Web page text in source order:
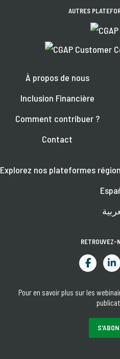
AUTRES
À propos de nous
Inclusion Financière
Comment contribuer ?
Contact
Explorez nos plateformes
RETROUVEZ-
Pour en savoir plus sur les